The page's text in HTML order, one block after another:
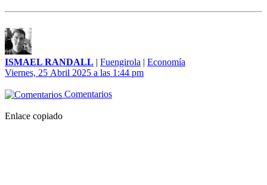
ISMAEL RANDALL | Fuengirola | Economía
Viernes, 25 Abril 2025 a las 1:44 pm
Comentarios
Enlace copiado